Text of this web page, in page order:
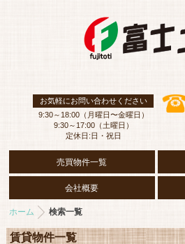
お気軽にお問い合わせください
9:30～18:00（月曜日〜金曜日）
9:30～17:00（土曜日）
定休日:日・祝日
売買物件一覧
会社概要
ホーム 検索一覧
賃貸物件一覧